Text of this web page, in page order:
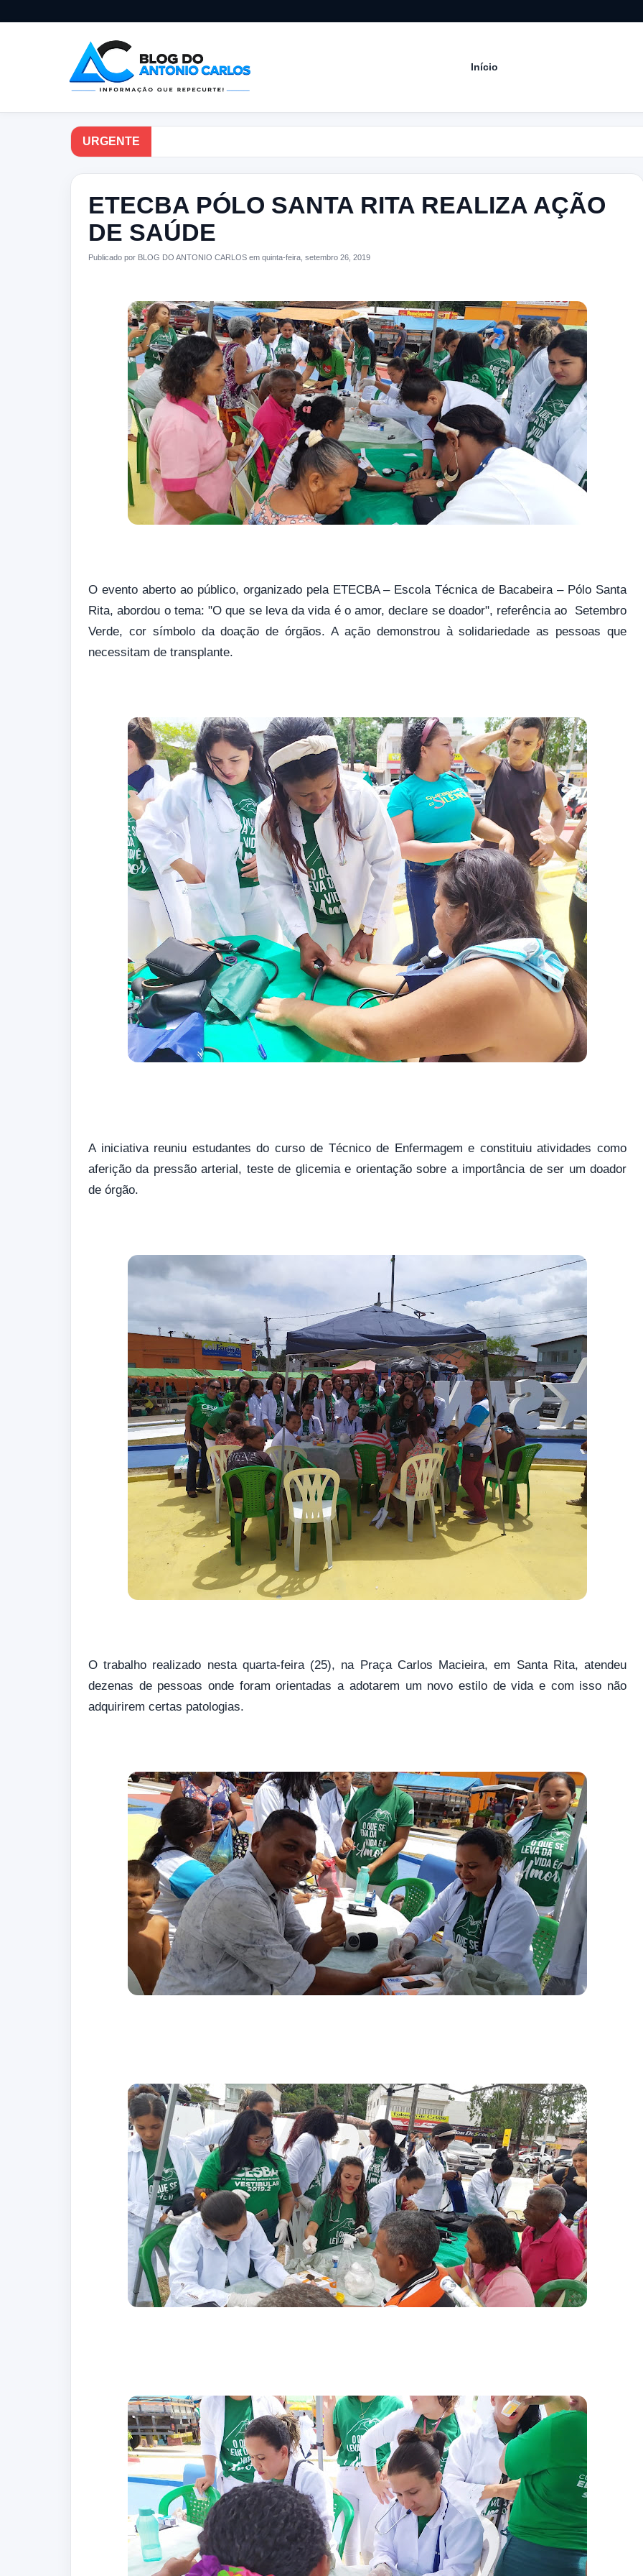
Início
URGENTE
ETECBA PÓLO SANTA RITA REALIZA AÇÃO
DE SAÚDE
Publicado por BLOG DO ANTONIO CARLOS em quinta-feira, setembro 26, 2019
O evento aberto ao público, organizado pela ETECBA – Escola Técnica de Bacabeira – Pólo Santa
Rita, abordou o tema: "O que se leva da vida é o amor, declare se doador", referência ao Setembro
Verde, cor símbolo da doação de órgãos. A ação demonstrou à solidariedade as pessoas que
necessitam de transplante.
A iniciativa reuniu estudantes do curso de Técnico de Enfermagem e constituiu atividades como
aferição da pressão arterial, teste de glicemia e orientação sobre a importância de ser um doador
de órgão.
O trabalho realizado nesta quarta-feira (25), na Praça Carlos Macieira, em Santa Rita, atendeu
dezenas de pessoas onde foram orientadas a adotarem um novo estilo de vida e com isso não
adquirirem certas patologias.